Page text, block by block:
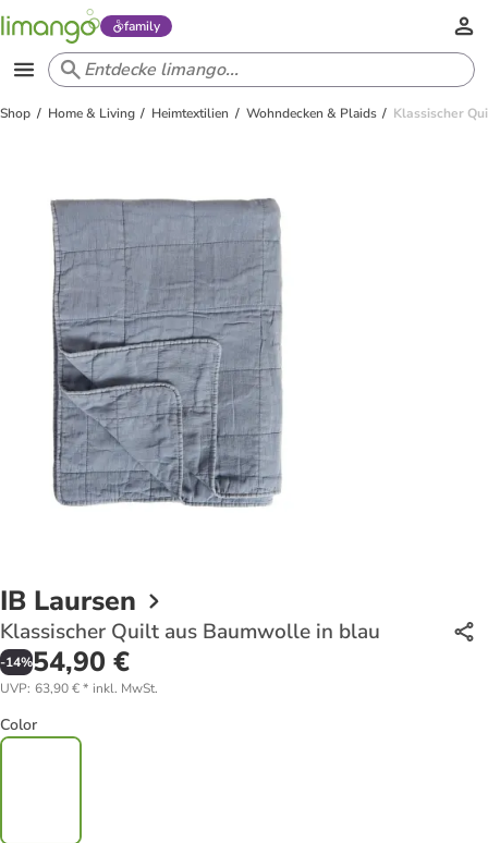
family
Shop Home & Living Heimtextilien Wohndecken & Plaids Klassischer
IB Laursen
Klassischer Quilt aus Baumwolle in blau
-14%54,90 €
UVP: 63,90 €* inkl. MwSt.
Color